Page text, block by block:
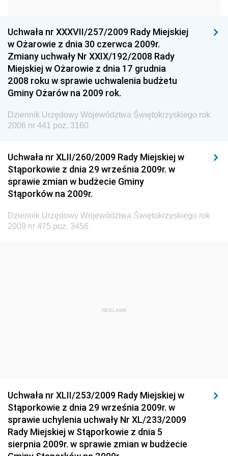
Dziennik Urzędowy Ministra Gospodarki
Dziennik Urzędowy Urzędu Ochrony Konkurencji i
Konsumentów
Dziennik Urzędowy Ministra Pracy i Polityki
Społecznej
Dziennik Urzędowy Urzędu Lotnictwa Cywilnego
Dziennik Urzędowy Ministerstwa Hutnictwa i
Przemysłu Maszynowego
Dziennik Urzędowy Ministerstwa Zdrowia i Opieki
Społecznej
Dziennik Urzędowy Ministerstwa Rolnictwa, Leśnictwa
i Gospodarki Żywnościowej
Dziennik Urzędowy Głównego Inspektora Ochrony
Dziennik Urzędowy Ministra Budownictwa i Przemysłu
Materiałów Budowlanych
Dziennik Urzędowy Ministra Infrastruktury i Rozwoju
Dziennik Urzędowy Głównego Inspektoratu Ochrony
Środowiska
Uchwała nr XXXVII/257/2009 Rady Miejskiej
w Ożarowie z dnia 30 czerwca 2009r.
Zmiany uchwały Nr XXIX/192/2008 Rady
Miejskiej w Ożarowie z dnia 17 grudnia
2008 roku w sprawie uchwalenia budżetu
Gminy Ożarów na 2009 rok.
Dziennik Urzędowy Województwa Świętokrzyskiego rok
2006 nr 441 poz. 3160
Uchwała nr XLII/260/2009 Rady Miejskiej w
Stąporkowie z dnia 29 września 2009r. w
sprawie zmian w budżecie Gminy
Stąporków na 2009r.
Dziennik Urzędowy Województwa Świętokrzyskiego rok
2009 nr 475 poz. 3456
REKLAMA
Uchwała nr XLII/253/2009 Rady Miejskiej w
Stąporkowie z dnia 29 września 2009r. w
sprawie uchylenia uchwały Nr XL/233/2009
Rady Miejskiej w Stąporkowie z dnia 5
sierpnia 2009r. w sprawie zmian w budżecie